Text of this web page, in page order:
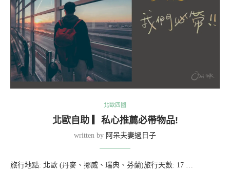
北歐四國
北歐自助 ▎私心推薦必帶物品!
written by 阿呆夫妻過日子
旅行地點: 北歐 (丹麥、挪威、瑞典、芬蘭)旅行天數: 17 …